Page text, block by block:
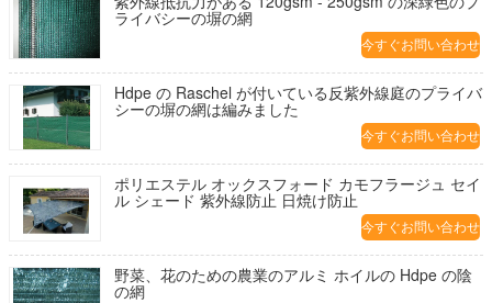
ライバシーの塀の網
今すぐお問い合わせ
Hdpe の Raschel が付いている反紫外線庭のプライバ
シーの塀の網は編みました
今すぐお問い合わせ
ポリエステル オックスフォード カモフラージュ セイ
ル シェード 紫外線防止 日焼け防止
今すぐお問い合わせ
野菜、花のための農業のアルミ ホイルの Hdpe の陰
の網